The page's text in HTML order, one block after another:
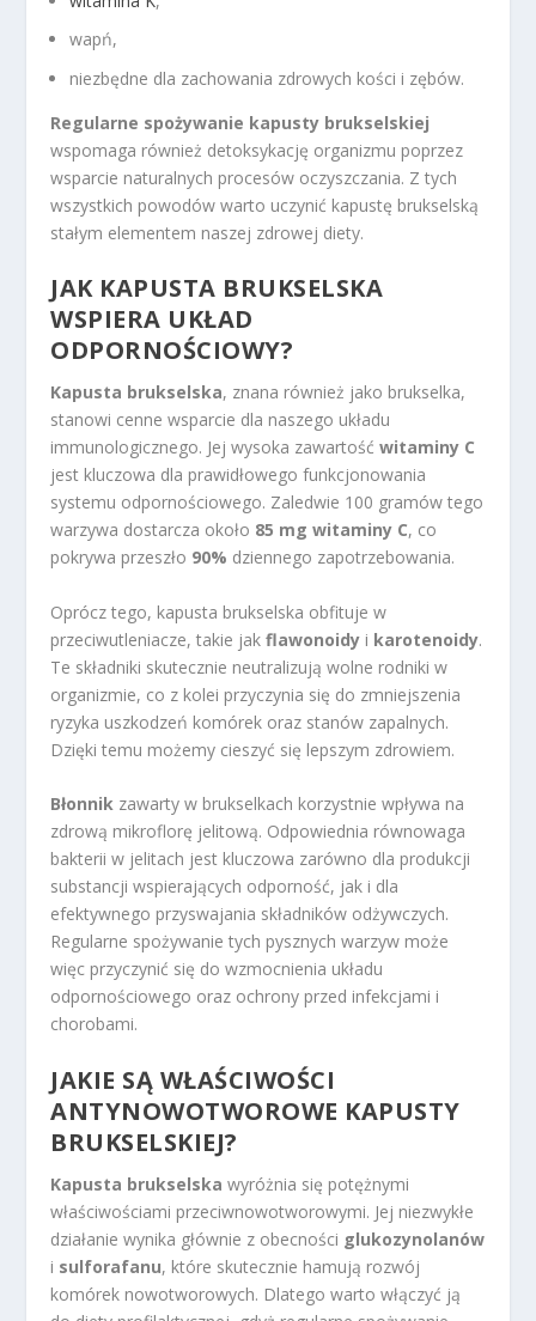
wapń,
niezbędne dla zachowania zdrowych kości i zębów.
Regularne spożywanie kapusty brukselskiej
wspomaga również detoksykację organizmu poprzez
wsparcie naturalnych procesów oczyszczania. Z tych
wszystkich powodów warto uczynić kapustę brukselską
stałym elementem naszej zdrowej diety.
JAK KAPUSTA BRUKSELSKA
WSPIERA UKŁAD
ODPORNOŚCIOWY?
Kapusta brukselska, znana również jako brukselka,
stanowi cenne wsparcie dla naszego układu
immunologicznego. Jej wysoka zawartośćwitaminy C
jest kluczowa dla prawidłowego funkcjonowania
systemu odpornościowego. Zaledwie 100 gramów tego
warzywa dostarcza około 85 mg witaminy C, co
pokrywa przeszło 90% dziennego zapotrzebowania.
Oprócz tego, kapusta brukselska obfituje w
przeciwutleniacze, takie jakflawonoidy i karotenoidy.
Te składniki skutecznie neutralizują wolne rodniki w
organizmie, co z kolei przyczynia się do zmniejszenia
ryzyka uszkodzeń komórek oraz stanów zapalnych.
Dzięki temu możemy cieszyć się lepszym zdrowiem.
Błonnik zawarty w brukselkach korzystnie wpływa na
zdrową mikroflorę jelitową. Odpowiednia równowaga
bakterii w jelitach jest kluczowa zarówno dla produkcji
substancji wspierających odporność, jak i dla
efektywnego przyswajania składników odżywczych.
Regularne spożywanie tych pysznych warzyw może
więc przyczynić się do wzmocnienia układu
odpornościowego oraz ochrony przed infekcjami i
chorobami.
JAKIE SĄ WŁAŚCIWOŚCI
ANTYNOWOTWOROWE KAPUSTY
BRUKSELSKIEJ?
Kapusta brukselska wyróżnia się potężnymi
właściwościami przeciwnowotworowymi. Jej niezwykłe
działanie wynika głównie z obecności glukozynolanów
i sulforafanu, które skutecznie hamują rozwój
komórek nowotworowych. Dlatego warto włączyć ją